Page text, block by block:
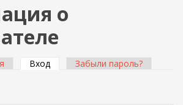
о
Вход (активная вкладка)
Забыли пароль?